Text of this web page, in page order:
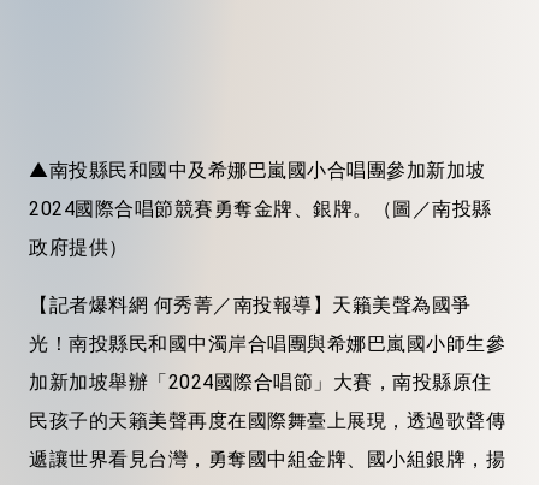
▲南投縣民和國中及希娜巴嵐國小合唱團參加新加坡
2024國際合唱節競賽勇奪金牌、銀牌。（圖／南投縣
政府提供）
【記者爆料網 何秀菁／南投報導】天籟美聲為國爭
光！南投縣民和國中濁岸合唱團與希娜巴嵐國小師生參
加新加坡舉辦「2024國際合唱節」大賽，南投縣原住
民孩子的天籟美聲再度在國際舞臺上展現，透過歌聲傳
遞讓世界看見台灣，勇奪國中組金牌、國小組銀牌，揚